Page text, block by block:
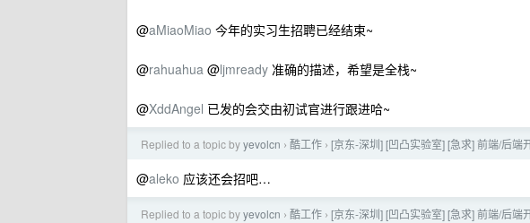
@aMiaoMiao 今年的实习生招聘已经结束~
@rahuahua @ljmready 准确的描述，希望是全栈~
@XddAngel 已发的会交由初试官进行跟进哈~
Replied to a topic byyevolcn › 酷工作 › [京东-深圳] [凹凸实验室] [急求] 前端/后端
@aleko 应该还会招吧…
Replied to a topic byyevolcn › 酷工作 › [京东-深圳] [凹凸实验室] [急求] 前端/后端